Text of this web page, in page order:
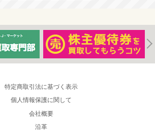
特定商取引法に基づく表示
個人情報保護に関して
会社概要
沿革